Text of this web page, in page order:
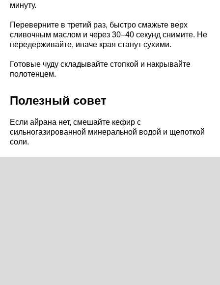
минуту.
Переверните в третий раз, быстро смажьте верх
сливочным маслом и через 30–40 секунд снимите. Не
передерживайте, иначе края станут сухими.
Готовые чуду складывайте стопкой и накрывайте
полотенцем.
Полезный совет
Если айрана нет, смешайте кефир с
сильногазированной минеральной водой и щепоткой
соли.